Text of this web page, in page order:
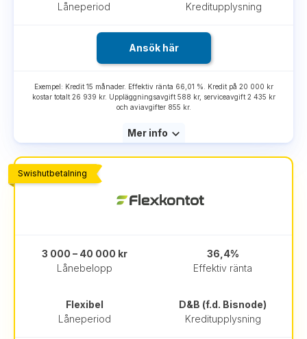
Låneperiod
Kreditupplysning
Ansök här
Exempel: Kredit 15 månader. Effektiv ränta 66,01 %. Kredit på 20 000 kr
kostar totalt 26 939 kr. Uppläggningsavgift 588 kr, serviceavgift 2 435 kr
och aviavgifter 855 kr.
Mer info
Swishutbetalning
Lånebelopp
3 000 – 40 000 kr
Effektiv ränta
36,4%
Låneperiod
Flexibel
Kreditupplysning
D&B (f.d. Bisnode)